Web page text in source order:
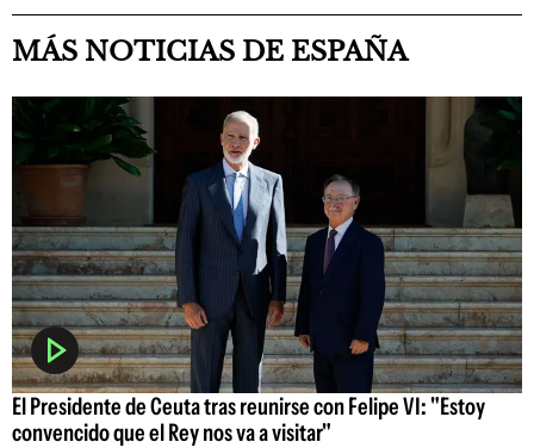
MÁS NOTICIAS DE ESPAÑA
El Presidente de Ceuta tras reunirse con Felipe VI: "Estoy
convencido que el Rey nos va a visitar"